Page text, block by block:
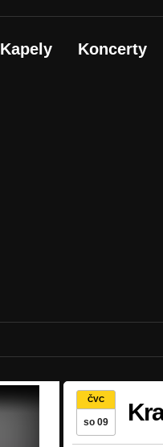
Kapely Koncerty
ČVC
so 09